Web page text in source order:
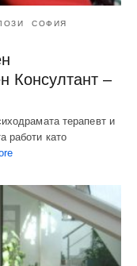
СОФИЯ
Консултант –
терапевт и
работи като